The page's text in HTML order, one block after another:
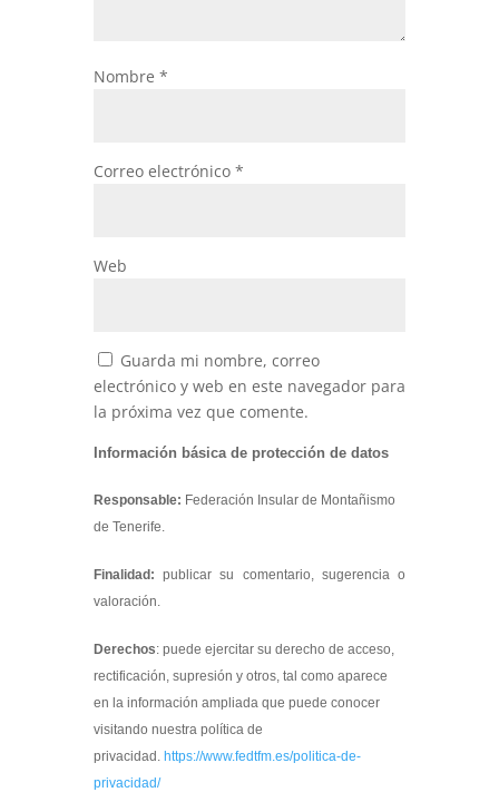
Nombre *
Correo electrónico *
Web
Guarda mi nombre, correo
electrónico y web en este navegador para
la próxima vez que comente.
Información básica de protección de datos
Responsable: Federación Insular de Montañismo
de Tenerife.
Finalidad: publicar su comentario, sugerencia o
valoración.
Derechos: puede ejercitar su derecho de acceso,
rectificación, supresión y otros, tal como aparece
en la información ampliada que puede conocer
visitando nuestra política de
privacidad. https://www.fedtfm.es/politica-de-
privacidad/